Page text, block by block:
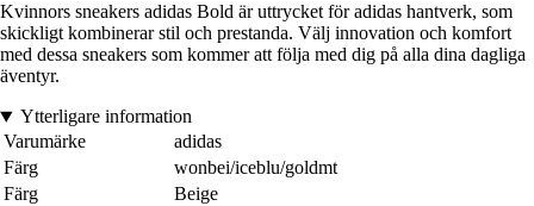
Kvinnors sneakers adidas Bold är uttrycket för adidas hantverk, som
skickligt kombinerar stil och prestanda. Välj innovation och komfort
med dessa sneakers som kommer att följa med dig på alla dina dagliga
äventyr.
Ytterligare information
Varumärke
adidas
Färg
wonbei/iceblu/goldmt
Färg
Beige